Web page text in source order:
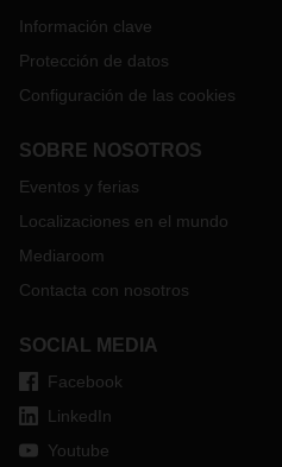
Información clave
Protección de datos
Configuración de las cookies
SOBRE NOSOTROS
Eventos y ferias
Localizaciones en el mundo
Mediaroom
Contacta con nosotros
SOCIAL MEDIA
Facebook
LinkedIn
Youtube